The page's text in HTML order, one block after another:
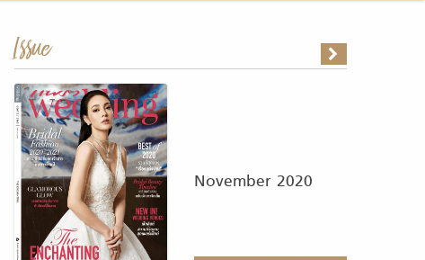
Issue
November 2020